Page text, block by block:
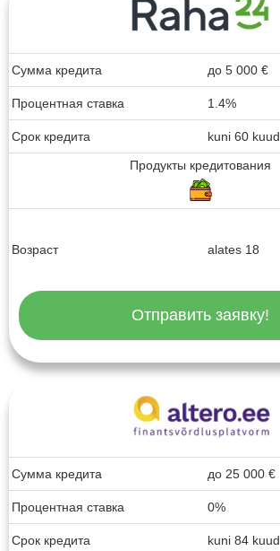
Сумма кредита до 5 000 €
Процентная ставка 1.4%
Срок кредита
kuni 60 kuud
Продукты кредитования
Возраст alates 18
Отправить заявку!
Сумма кредита до 25 000 €
Процентная ставка 0%
Срок кредита
kuni 84 kuud